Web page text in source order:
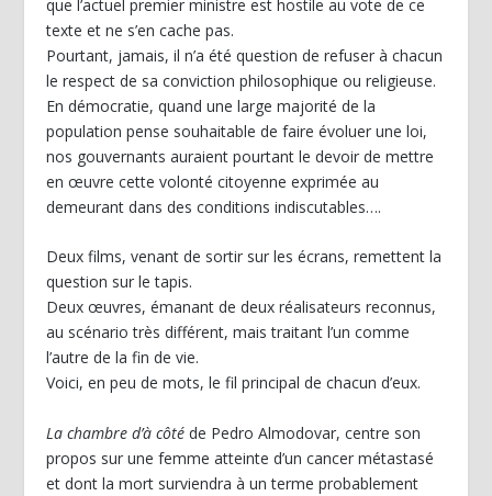
que l’actuel premier ministre est hostile au vote de ce
texte et ne s’en cache pas.
Pourtant, jamais, il n’a été question de refuser à chacun
le respect de sa conviction philosophique ou religieuse.
En démocratie, quand une large majorité de la
population pense souhaitable de faire évoluer une loi,
nos gouvernants auraient pourtant le devoir de mettre
en œuvre cette volonté citoyenne exprimée au
demeurant dans des conditions indiscutables….
Deux films, venant de sortir sur les écrans, remettent la
question sur le tapis.
Deux œuvres, émanant de deux réalisateurs reconnus,
au scénario très différent, mais traitant l’un comme
l’autre de la fin de vie.
Voici, en peu de mots, le fil principal de chacun d’eux.
La chambre d’à côtéde Pedro Almodovar, centre son
propos sur une femme atteinte d’un cancer métastasé
et dont la mort surviendra à un terme probablement